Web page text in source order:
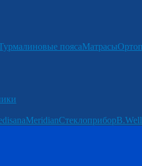
поясаМатрасы
MeridianСтеклоприборB.Well